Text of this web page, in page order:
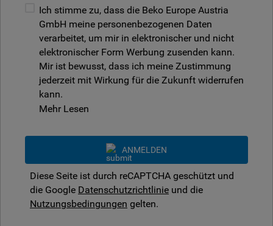
Ich stimme zu, dass die Beko Europe Austria
GmbH meine personenbezogenen Daten
verarbeitet, um mir in elektronischer und nicht
elektronischer Form Werbung zusenden kann.
Mir ist bewusst, dass ich meine Zustimmung
jederzeit mit Wirkung für die Zukunft widerrufen
kann.
Mehr Lesen
ANMELDEN
Diese Seite ist durch reCAPTCHA geschützt und
die Google Datenschutzrichtlinie und die
Nutzungsbedingungen gelten.